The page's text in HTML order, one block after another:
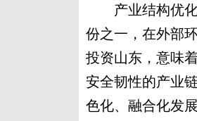
产业结构优化
份之一，在外部
投资山东，意味
安全韧性的产业
色化、融合化发